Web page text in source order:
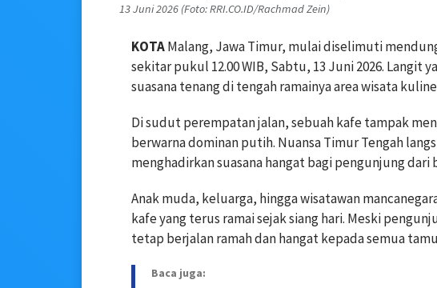
13 Juni 2026 (Foto: RRI.CO.ID/Rachmad Zein)
KOTAMalang, Jawa Timur, mulai diselimuti
sekitar pukul 12.00 WIB, Sabtu, 13 Juni 2026. Langit
suasana tenang di tengah ramainya area wisata
Di sudut perempatan jalan, sebuah kafe tampak
berwarna dominan putih. Nuansa Timur Tengah
menghadirkan suasana hangat bagi pengunjung dari
Anak muda, keluarga, hingga wisatawan
kafe yang terus ramai sejak siang hari. Meski
tetap berjalan ramah dan hangat kepada semua
Baca juga: